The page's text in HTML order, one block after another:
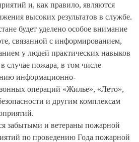
и, как правило, являются
высоких результатов в службе.
будет уделено особое внимание
связанной с информированием,
у людей практических навыков
случае пожара, в том числе
информационно-
операций «Жилье», «Лето»,
и другим комплексам
забытыми и ветераны пожарной
по проведению Года пожарной